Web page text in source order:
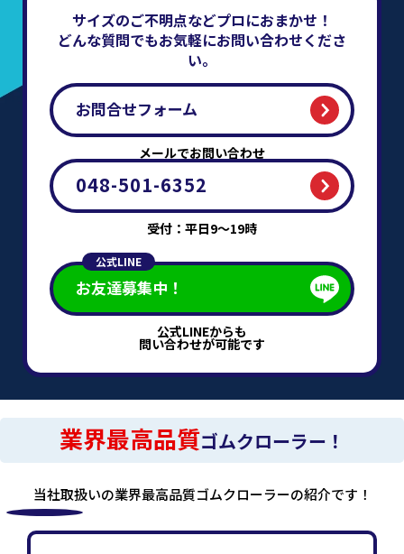
サイズのご不明点などプロにおまかせ！
どんな質問でもお気軽にお問い合わせくださ
い。
お問合せフォーム
メールでお問い合わせ
048-501-6352
受付：平日9～19時
公式LINE
お友達募集中！
公式LINEからも
問い合わせが可能です
業界最高品質ゴムクローラー！
当社取扱いの業界最高品質ゴムクローラーの紹介です！